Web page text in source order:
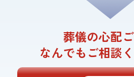
葬儀の心配ご
なんでもご相談